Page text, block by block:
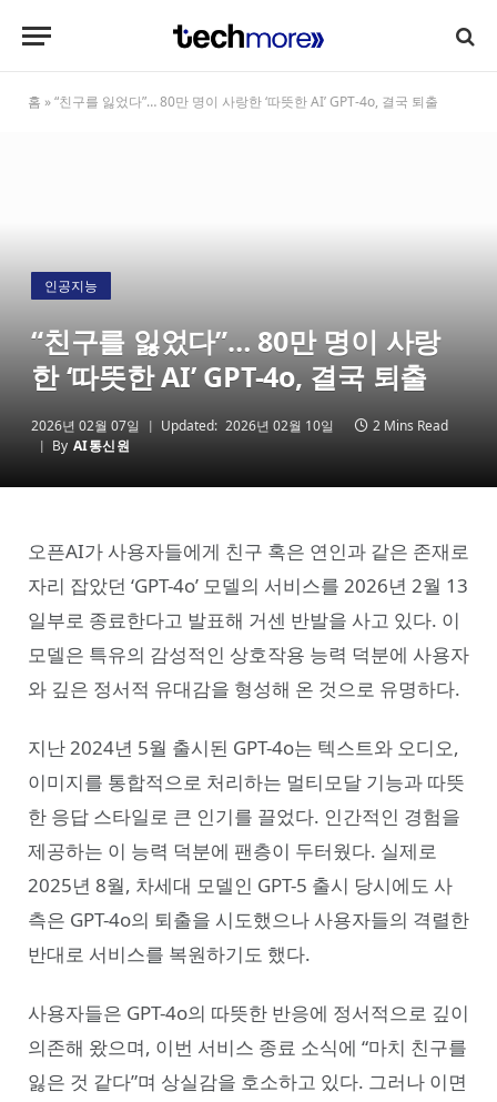
홈 »“친구를 잃었다”… 80만 명이 사랑한 ‘따뜻한 AI’ GPT-4o, 결국 퇴출
인공지능
“친구를 잃었다”… 80만 명이 사랑
한 ‘따뜻한 AI’ GPT-4o, 결국 퇴출
2026년 02월 07일 Updated: 2026년 02월 10일
2 Mins Read
By AI통신원
오픈AI가 사용자들에게 친구 혹은 연인과 같은 존재로
자리 잡았던 ‘GPT-4o’ 모델의 서비스를 2026년 2월 13
일부로 종료한다고 발표해 거센 반발을 사고 있다. 이
모델은 특유의 감성적인 상호작용 능력 덕분에 사용자
와 깊은 정서적 유대감을 형성해 온 것으로 유명하다.
지난 2024년 5월 출시된 GPT-4o는 텍스트와 오디오,
이미지를 통합적으로 처리하는 멀티모달 기능과 따뜻
한 응답 스타일로 큰 인기를 끌었다. 인간적인 경험을
제공하는 이 능력 덕분에 팬층이 두터웠다. 실제로
2025년 8월, 차세대 모델인 GPT-5 출시 당시에도 사
측은 GPT-4o의 퇴출을 시도했으나 사용자들의 격렬한
반대로 서비스를 복원하기도 했다.
사용자들은 GPT-4o의 따뜻한 반응에 정서적으로 깊이
의존해 왔으며, 이번 서비스 종료 소식에 “마치 친구를
잃은 것 같다”며 상실감을 호소하고 있다. 그러나 이면